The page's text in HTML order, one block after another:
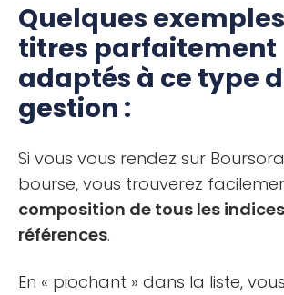
Quelques
titres parfaitement
adaptés à ce type
gestion :
Si vous vous rendez sur
bourse, vous trouverez
composition de tous les
références.
En « piochant » dans la liste,